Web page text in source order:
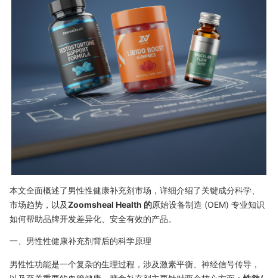
本文全面概述了男性性健康补充剂市场，详细介绍了关键成分科学、
市场趋势，以及Zoomsheal Health 的原始设备制造 (OEM) 专业知识
如何帮助品牌开发差异化、安全有效的产品。
一、男性性健康补充剂背后的科学原理
男性性功能是一个复杂的生理过程，涉及激素平衡、神经信号传导，